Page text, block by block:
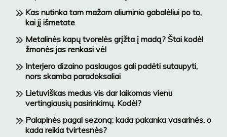
Kas nutinka tam mažam aliuminio gabalėliui po to,
kai jį išmetate
Metalinės kapų tvorelės grįžta į madą? Štai kodėl
žmonės jas renkasi vėl
Interjero dizaino paslaugos gali padėti sutaupyti,
nors skamba paradoksaliai
Lietuviškas medus vis dar laikomas vienu
vertingiausių pasirinkimų. Kodėl?
Palapinės pagal sezoną: kada pakanka vasarinės, o
kada reikia tvirtesnės?